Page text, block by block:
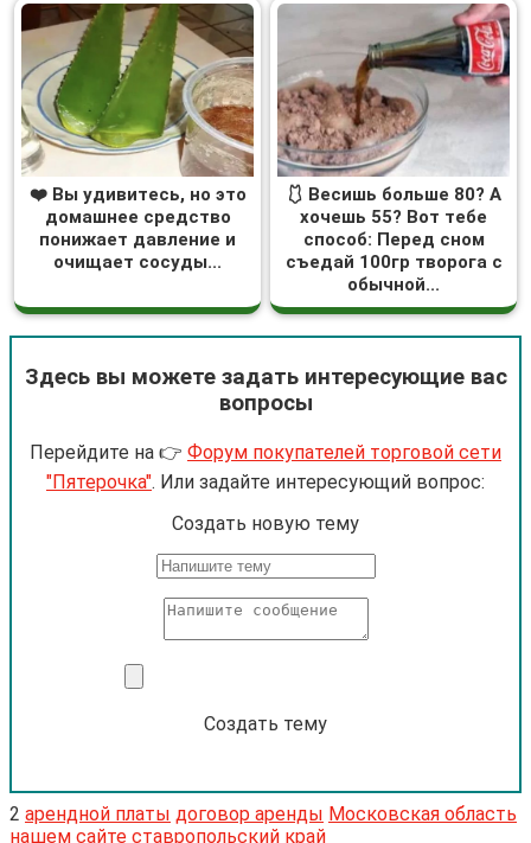
❤️ Вы удивитесь, но это
домашнее средство
понижает давление и
очищает сосуды...
🩱 Весишь больше 80? А
хочешь 55? Вот тебе
способ: Перед сном
съедай 100гр творога с
обычной...
Здесь вы можете задать интересующие вас
вопросы
Перейдите на 👉 Форум покупателей торговой сети
"Пятерочка". Или задайте интересующий вопрос:
Cоздать новую тему
Создать тему
2 арендной платы договор аренды Московская область
нашем сайте ставропольский край